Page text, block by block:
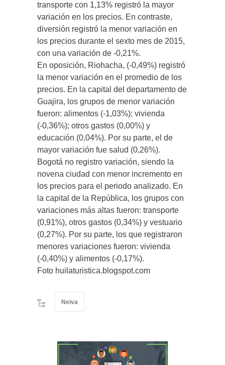
transporte con 1,13% registró la mayor
variación en los precios. En contraste,
diversión registró la menor variación en
los precios durante el sexto mes de 2015,
con una variación de -0,21%.
En oposición, Riohacha, (-0,49%) registró
la menor variación en el promedio de los
precios. En la capital del departamento de
Guajira, los grupos de menor variación
fueron: alimentos (-1,03%); vivienda
(-0,36%); otros gastos (0,00%) y
educación (0,04%). Por su parte, el de
mayor variación fue salud (0,26%).
Bogotá no registro variación, siendo la
novena ciudad con menor incremento en
los precios para el periodo analizado. En
la capital de la República, los grupos con
variaciones más altas fueron: transporte
(0,91%), otros gastos (0,34%) y vestuario
(0,27%). Por su parte, los que registraron
menores variaciones fueron: vivienda
(-0,40%) y alimentos (-0,17%).
Foto huilaturistica.blogspot.com
Neiva